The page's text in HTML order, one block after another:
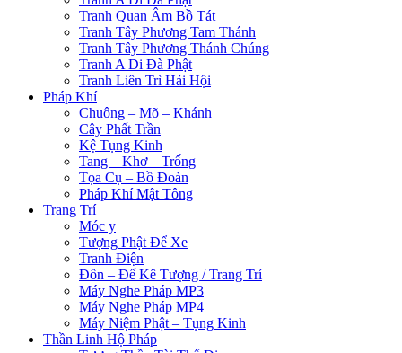
Tranh Quan Âm Bồ Tát
Tranh Tây Phương Tam Thánh
Tranh Tây Phương Thánh Chúng
Tranh A Di Đà Phật
Tranh Liên Trì Hải Hội
Pháp Khí
Chuông – Mõ – Khánh
Cây Phất Trần
Kệ Tụng Kinh
Tang – Khơ – Trống
Tọa Cụ – Bồ Đoàn
Pháp Khí Mật Tông
Trang Trí
Móc y
Tượng Phật Để Xe
Tranh Điện
Đôn – Đế Kê Tượng / Trang Trí
Máy Nghe Pháp MP3
Máy Nghe Pháp MP4
Máy Niệm Phật – Tụng Kinh
Thần Linh Hộ Pháp